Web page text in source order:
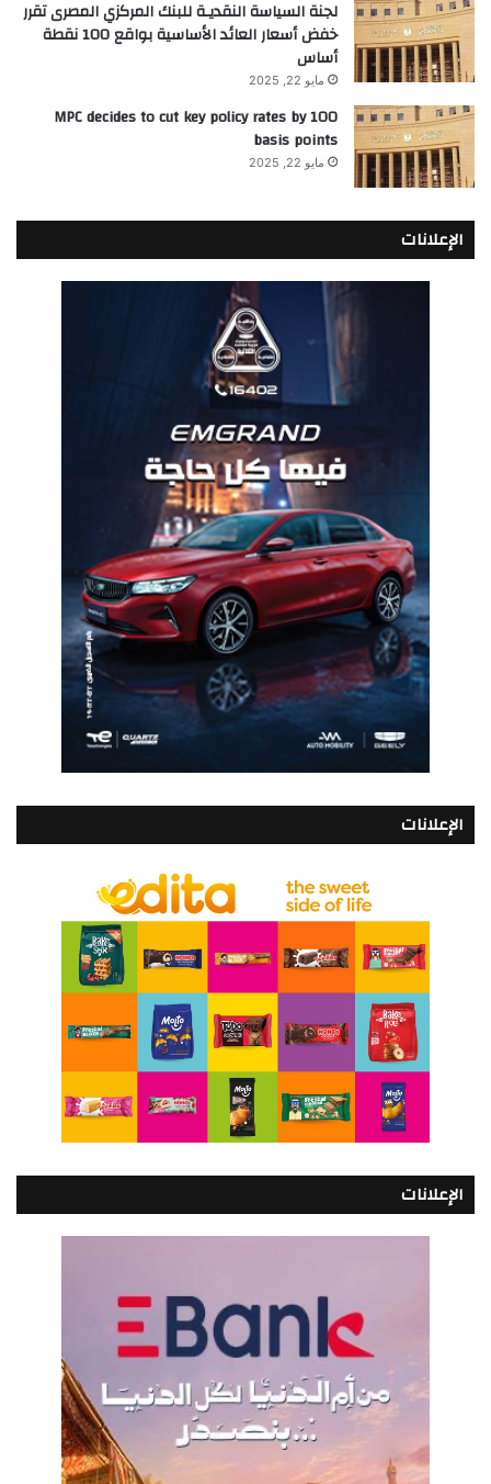
لجنة السياسة النقديـة للبنك المركزي المصرى تقرر
خفض أسعار العائد الأساسية بواقع 100 نقطة
أساس
مايو 22, 2025
MPC decides to cut key policy rates by 100
basis points
مايو 22, 2025
الإعلانات
الإعلانات
الإعلانات